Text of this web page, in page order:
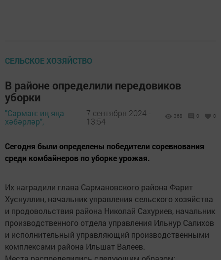
СЕЛЬСКОЕ ХОЗЯЙСТВО
В районе определили передовиков
уборки
"Сарман: иң яңа
хәбәрләр",
7 сентября 2024 -
13:54
368 0 0
Сегодня были определены победители соревнования
среди комбайнеров по уборке урожая.
Их наградили глава Сармановского района Фарит
Хуснуллин, начальник управления сельского хозяйства
и продовольствия района Николай Сахуриев, начальник
производственного отдела управления Ильнур Салихов
и исполнительный управляющий производственными
комплексами района Ильшат Валеев.